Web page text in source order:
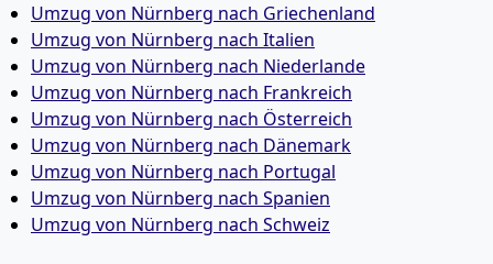
Umzug von Nürnberg nach Griechenland
Umzug von Nürnberg nach Italien
Umzug von Nürnberg nach Niederlande
Umzug von Nürnberg nach Frankreich
Umzug von Nürnberg nach Österreich
Umzug von Nürnberg nach Dänemark
Umzug von Nürnberg nach Portugal
Umzug von Nürnberg nach Spanien
Umzug von Nürnberg nach Schweiz